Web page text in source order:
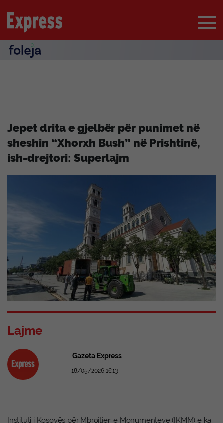
Jepet drita e gjelbër për punimet në
sheshin “Xhorxh Bush” në Prishtinë,
ish-drejtori: Superlajm
Lajme
Gazeta Express
18/05/2026 16:13
Instituti i Kosovës për Mbrojtjen e Monumenteve (IKMM) e ka